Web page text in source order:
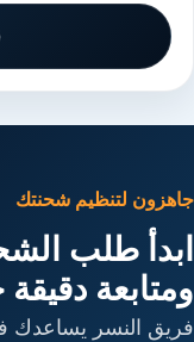
جاهزون لتنظيم شحنتك
ابدأ طلب
ومتابعة
فريق النسر يساعدك